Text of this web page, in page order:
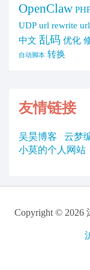
OpenClaw
UDP url rewrite
中文 乱码 优化
自动脚本 转换
友情链接
吴昊博客
云梦
小莫的个人网站
Copyright © 2026